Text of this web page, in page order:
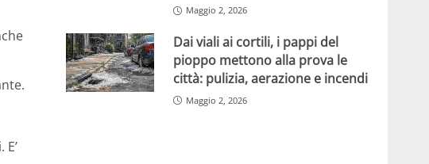
Maggio 2, 2026
Dai viali ai cortili, i pappi del
pioppo mettono alla prova le
città: pulizia, aerazione e incendi
Maggio 2, 2026